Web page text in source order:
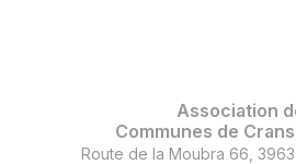
Association
Communes de
Route de la Moubra 66,